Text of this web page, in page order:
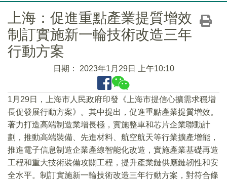
上海：促進重點產業提質增效
制訂實施新一輪技術改造三年
行動方案
日期： 2023年1月29日 上午10:10
1月29日，上海市人民政府印發《上海市提信心擴需求穩增
長促發展行動方案》。其中提出，促進重點產業提質增效。
著力打造高端制造業增長極，實施整車和芯片企業聯動計
劃，推動高端裝備、先進材料、航空航天等行業擴產增能，
推進電子信息制造企業產線智能化改造，實施產業基礎再造
工程和重大技術裝備攻關工程，提升產業鏈供應鏈韌性和安
全水平。制訂實施新一輪技術改造三年行動方案，對符合條